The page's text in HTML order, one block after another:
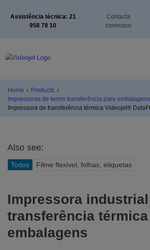
Assistência técnica: 21
958 78 10
Contacta
connosco
Home › Products ›
Impressoras de termo transferência para
Impressora de transferência térmica Videojet®
Also see:
Todos Filme flexível, folhas, etiquetas
Impressora
transferência
embalagens